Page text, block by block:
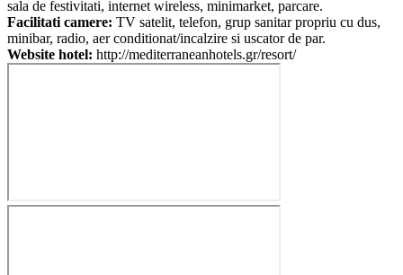
sala de festivitati, internet wireless, minimarket, parcare.
Facilitati camere: TV satelit, telefon, grup sanitar propriu cu dus,
minibar, radio, aer conditionat/incalzire si uscator de par.
Website hotel: http://mediterraneanhotels.gr/resort/